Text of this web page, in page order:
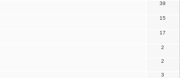
39
15
17
2
2
3